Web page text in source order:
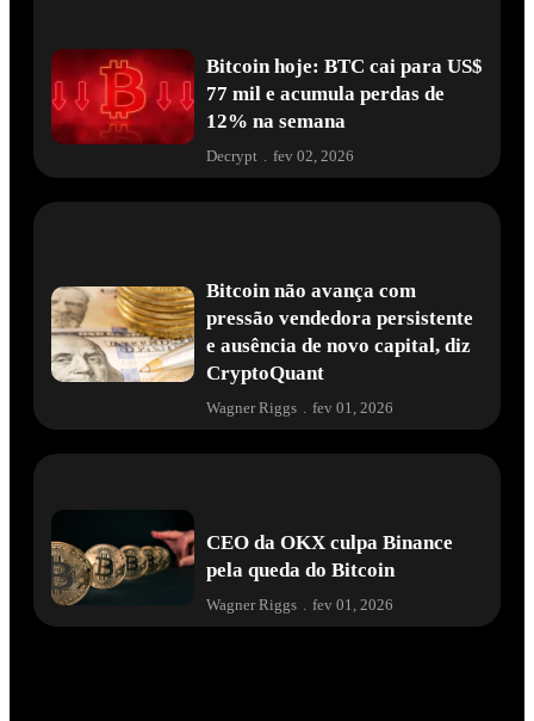
Bitcoin hoje: BTC cai para US$
77 mil e acumula perdas de
12% na semana
Decrypt . fev 02, 2026
Bitcoin não avança com
pressão vendedora persistente
e ausência de novo capital, diz
CryptoQuant
Wagner Riggs . fev 01, 2026
CEO da OKX culpa Binance
pela queda do Bitcoin
Wagner Riggs fev 01, 2026